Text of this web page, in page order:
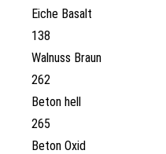
Eiche Basalt
138
Walnuss Braun
262
Beton hell
265
Beton Oxid